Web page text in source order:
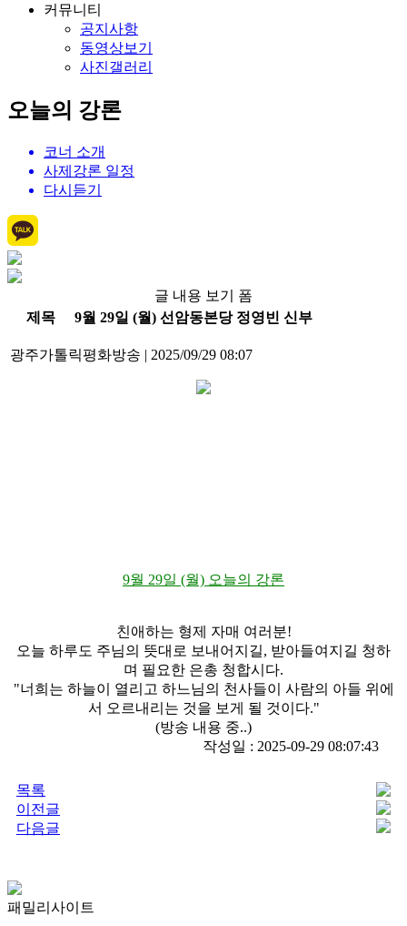
커뮤니티
공지사항
동영상보기
사진갤러리
오늘의 강론
코너 소개
사제강론 일정
다시듣기
글 내용 보기 폼
제목
9월 29일 (월) 선암동본당 정영빈 신부
광주가톨릭평화방송 | 2025/09/29 08:07
9월 29일 (월) 오늘의 강론
친애하는 형제 자매 여러분!
오늘 하루도 주님의 뜻대로 보내어지길, 받아들여지길 청하
며 필요한 은총 청합시다.
"너희는 하늘이 열리고 하느님의 천사들이 사람의 아들 위에
서 오르내리는 것을 보게 될 것이다."
(방송 내용 중..)
작성일 : 2025-09-29 08:07:43
목록
이전글
다음글
패밀리사이트